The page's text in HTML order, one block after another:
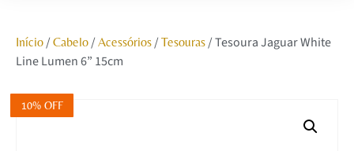
Unhas
Início/ Cabelo/ Acessórios/ Tesouras/ Tesoura Jaguar White
Line Lumen 6” 15cm
10% OFF